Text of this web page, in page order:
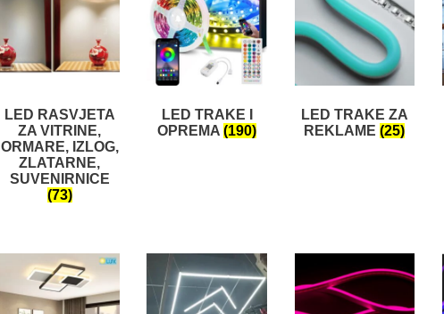
LED RASVJETA
ZA VITRINE,
ORMARE, IZLOG,
ZLATARNE,
SUVENIRNICE
(73)
LED TRAKE I
OPREMA(190)
LED TRAKE ZA
REKLAME(25)